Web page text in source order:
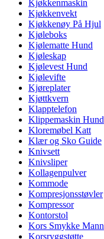
Kjøkkenmaskin
Kjøkkenvekt
Kjøkkenøy På Hjul
Kjøleboks
Kjølematte Hund
Kjøleskap
Kjølevest Hund
Kjølevifte
Kjøreplater
Kjøttkvern
Klapptelefon
Klippemaskin Hund
Kloremøbel Katt
Klær og Sko Guide
Knivsett
Knivsliper
Kollagenpulver
Kommode
Kompresjonsstøvler
Kompressor
Kontorstol
Kors Smykke Mann
Korsryggstøtte